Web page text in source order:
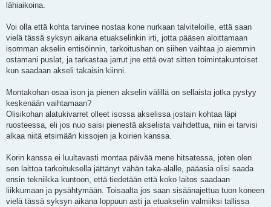
lähiaikoina.
Voi olla että kohta tarvinee nostaa kone nurkaan talviteloille, että saan
vielä tässä syksyn aikana etuakselinkin irti, jotta pääsen aloittamaan
isomman akselin entisöinnin, tarkoitushan on siihen vaihtaa jo aiemmin
ostamani puslat, ja tarkastaa jarrut jne että ovat sitten toimintakuntoiset
kun saadaan akseli takaisin kiinni.
Montakohan osaa ison ja pienen akselin välillä on sellaista jotka pystyy
keskenään vaihtamaan?
Olisikohan alatukivarret olleet isossa akselissa jostain kohtaa läpi
ruosteessa, eli jos nuo saisi pienestä akselista vaihdettua, niin ei tarvisi
alkaa niitä etsimään kissojen ja koirien kanssa.
Korin kanssa ei luultavasti montaa päivää mene hitsatessa, joten olen
sen laittoa tarkoituksella jättänyt vähän taka-alalle, pääasia olisi saada
ensin tekniikka kuntoon, että tiedetään että koko laitos saadaan
liikkumaan ja pysähtymään. Toisaalta jos saan sisäänajettua tuon koneen
vielä tässä syksyn aikana loppuun asti ja etuakselin valmiiksi tallissa